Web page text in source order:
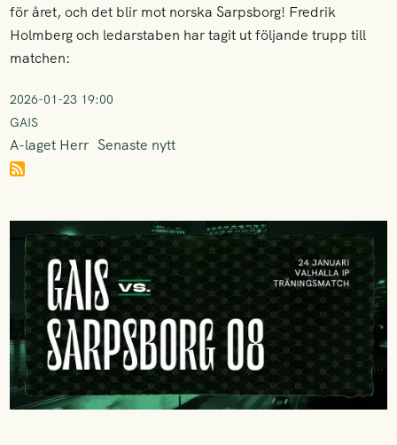
för året, och det blir mot norska Sarpsborg! Fredrik
Holmberg och ledarstaben har tagit ut följande trupp till
matchen:
2026-01-23 19:00
GAIS
A-laget Herr Senaste nytt